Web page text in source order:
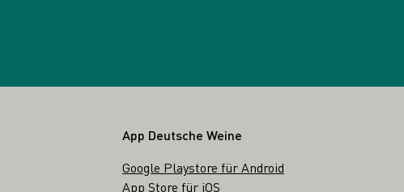
App Deutsche Weine
Google Playstore für Android
App Store für iOS